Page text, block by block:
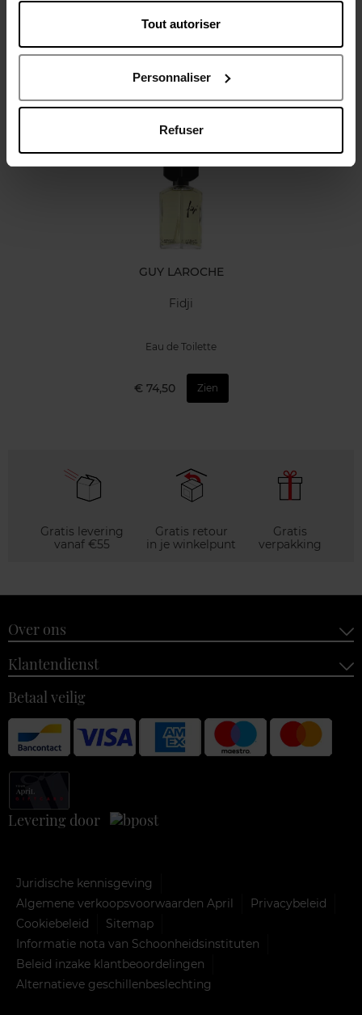
Tout autoriser
Personnaliser
Refuser
GUY LAROCHE
Fidji
Eau de Toilette
€ 74,50 Zien
Gratis levering
vanaf €55
Gratis retour
in je winkelpunt
Gratis
verpakking
Over ons
Klantendienst
Betaal veilig
Levering door
Juridische kennisgeving
Algemene verkoopsvoorwaarden April
Privacybeleid
Cookiebeleid
Sitemap
Informatie nota van Schoonheidsinstituten
Beleid inzake klantbeoordelingen
Alternatieve geschillenbeslechting